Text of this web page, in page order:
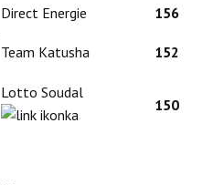
Direct Energie 156
Team Katusha 152
Lotto Soudal
150